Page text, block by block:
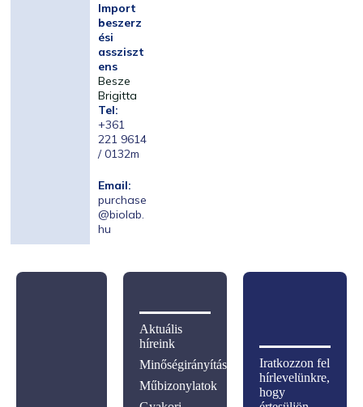
Import
beszerz
ési
assziszt
ens
Besze
Brigitta
Tel:
+361
221 9614
/ 0132m
Email:
purchase
@biolab.
hu
Iratkozzon fel
hírlevelünkre,
hogy
Aktuális
híreink
Minőségirányítás
Műbizonylatok